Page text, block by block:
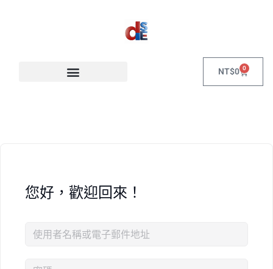
NT$0 0
您好，歡迎回來！